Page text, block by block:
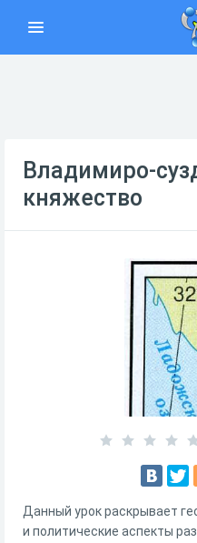
Владимиро-
княжество
Данный урок раскрывает
и политические аспекты